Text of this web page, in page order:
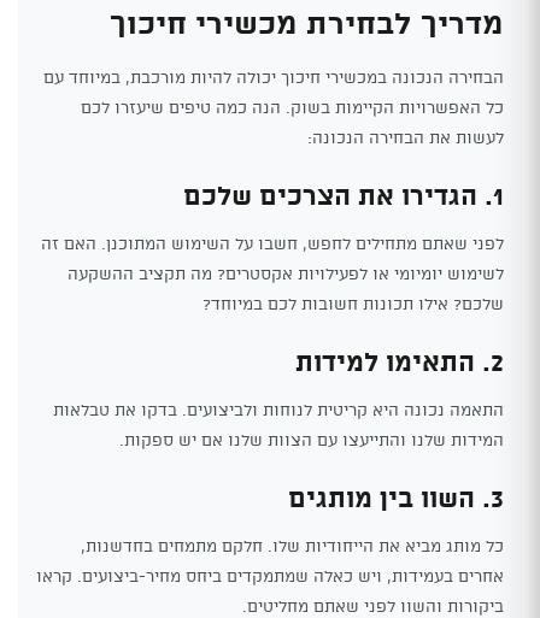
מדריך לבחירת מכשירי חיכוך
הבחירה הנכונה במכשירי חיכוך יכולה להיות מורכבת, במיוחד עם
כל האפשרויות הקיימות בשוק. הנה כמה טיפים שיעזרו לכם
לעשות את הבחירה הנכונה:
1. הגדירו את הצרכים שלכם
לפני שאתם מתחילים לחפש, חשבו על השימוש המתוכנן. האם זה
לשימוש יומיומי או לפעילויות אקסטרים? מה תקציב ההשקעה
שלכם? אילו תכונות חשובות לכם במיוחד?
2. התאימו למידות
התאמה נכונה היא קריטית לנוחות ולביצועים. בדקו את טבלאות
המידות שלנו והתייעצו עם הצוות שלנו אם יש ספקות.
3. השוו בין מותגים
כל מותג מביא את הייחודיות שלו. חלקם מתמחים בחדשנות,
אחרים בעמידות, ויש כאלה שמתמקדים ביחס מחיר-ביצועים. קראו
ביקורות והשוו לפני שאתם מחליטים.